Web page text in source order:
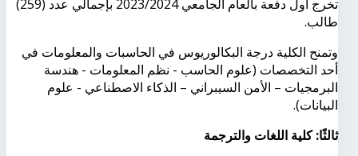
تخرج أول دفعة بالعام الجامعي 2023/2024 بإجمالي عدد (259)
طالب.
وتمنح الكلية درجة البكالوريوس في الحاسبات والمعلومات في
أحد التخصصات (علوم الحاسب - نظم المعلومات -هندسة
البرمجيات – الأمن السيبراني – الذكاء الاصطناعي - علوم
البيانات).
ثالثًا: كلية اللغات والترجمة